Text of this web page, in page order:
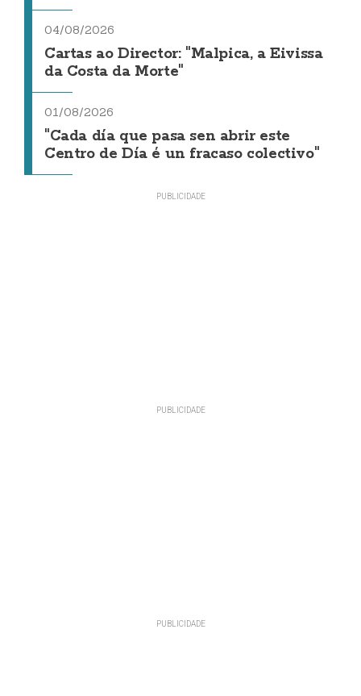
04/08/2026
Cartas ao Director: "Malpica, a Eivissa
da Costa da Morte"
01/08/2026
"Cada día que pasa sen abrir este
Centro de Día é un fracaso colectivo"